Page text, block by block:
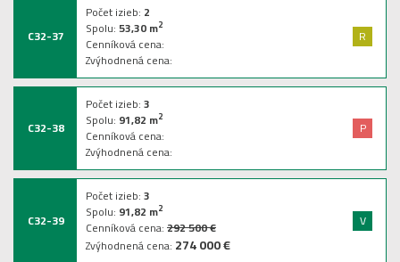
C32-37
Počet izieb: 2
Spolu:53,30m2
Cenníková cena:
Zvýhodnená cena:
R
C32-38
Počet izieb:3
Spolu: 91,82 m2
Cenníková cena:
Zvýhodnená cena:
P
C32-39
Počet izieb:3
Spolu: 91,82 m2
Cenníková cena:292 500 €
Zvýhodnená cena: 274 000 €
V